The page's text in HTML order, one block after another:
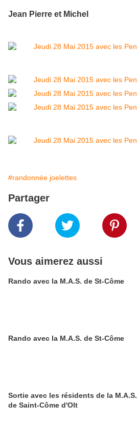
Jean Pierre et Michel
#randonnée joelettes
Partager
Vous aimerez aussi
Rando avec la M.A.S. de St-Côme
Rando avec la M.A.S. de St-Côme
Sortie avec les résidents de la M.A.S.
de Saint-Côme d'Olt